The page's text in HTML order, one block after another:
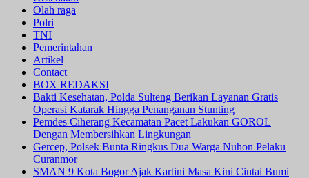
Olah raga
Polri
TNI
Pemerintahan
Artikel
Contact
BOX REDAKSI
Bakti Kesehatan, Polda Sulteng Berikan Layanan Gratis
Operasi Katarak Hingga Penanganan Stunting
Pemdes Ciherang Kecamatan Pacet Lakukan GOROL
Dengan Membersihkan Lingkungan
Gercep, Polsek Bunta Ringkus Dua Warga Nuhon Pelaku
Curanmor
SMAN 9 Kota Bogor Ajak Kartini Masa Kini Cintai Bumi